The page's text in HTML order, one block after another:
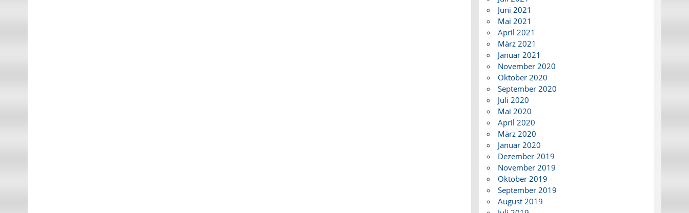
Juni 2021
Mai 2021
April 2021
März 2021
Januar 2021
November 2020
Oktober 2020
September 2020
Juli 2020
Mai 2020
April 2020
März 2020
Januar 2020
Dezember 2019
November 2019
Oktober 2019
September 2019
August 2019